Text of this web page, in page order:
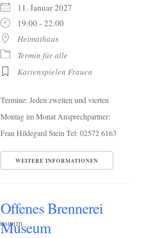
11. Januar 2027
19:00 - 22:00
Heimathaus
Termin für alle
Kartenspielen Frauen
Termine: Jeden zweiten und vierten
Montag im Monat Ansprechpartner:
Frau Hildegard Stein Tel: 02572 6163
WEITERE INFORMATIONEN
Offenes Brennerei
Museum